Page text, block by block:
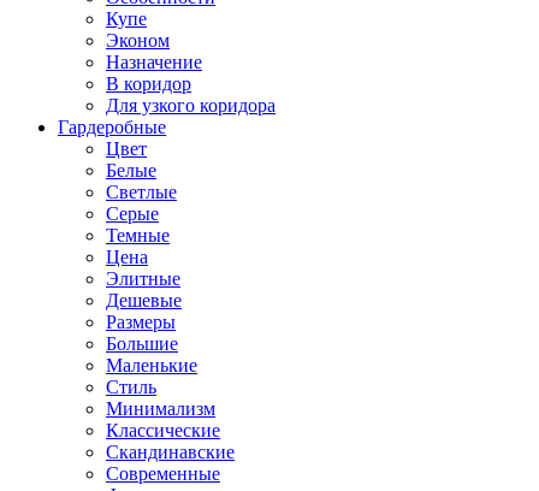
Купе
Эконом
Назначение
В коридор
Для узкого коридора
Гардеробные
Цвет
Белые
Светлые
Серые
Темные
Цена
Элитные
Дешевые
Размеры
Большие
Маленькие
Стиль
Минимализм
Классические
Скандинавские
Современные